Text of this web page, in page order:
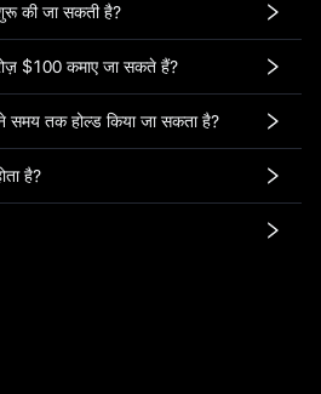
की जा सकती है?
$100 कमाए जा सकते हैं?
समय तक होल्ड किया जा सकता है?
है?